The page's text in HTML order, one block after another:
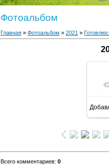
Фотоальбом
Главная » Фотоальбом » 2021 »
Всего комментариев: 0